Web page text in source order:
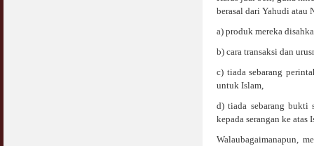
berasal dari Yahudi atau
a) produk mereka
b) cara transaksi dan
c) tiada sebarang
untuk Islam,
d) tiada sebarang bukti
kepada serangan ke
Walaubagaimanapun,